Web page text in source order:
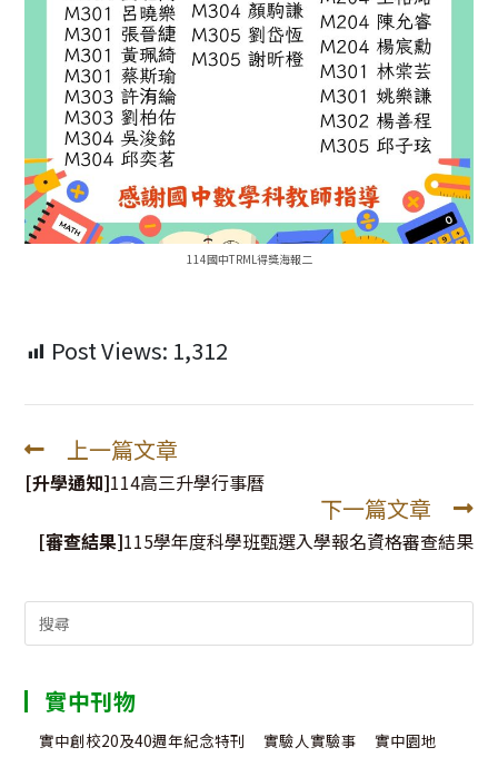
114國中TRML得獎海報二
Post Views: 1,312
Read
more
上一篇文章
[升學通知]114高三升學行事曆
下一篇文章
[審查結果]115學年度科學班甄選入學報名資格審查結果
Search
實中刊物
實中創校20及40週年紀念特刊 實驗人實驗事 實中園地